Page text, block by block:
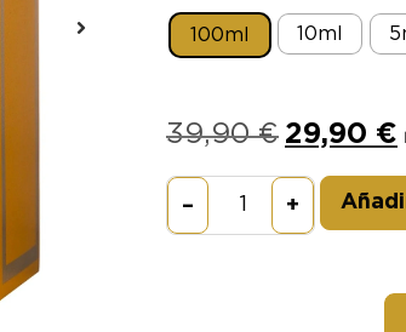
100ml 10ml
39,90€ 29,90 €
– +